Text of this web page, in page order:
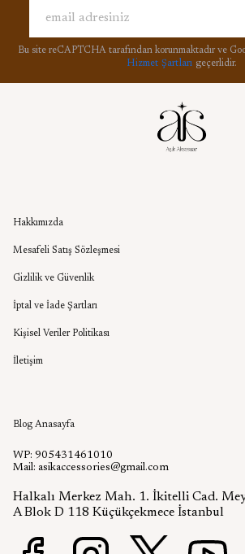
Bu site reCAPTCHA tarafından korunmaktadır ve
Hizmet Şartları geçerlidir.
Hakkımızda
Mesafeli Satış Sözleşmesi
Gizlilik ve Güvenlik
İptal ve İade Şartları
Kişisel Veriler Politikası
İletişim
Blog Anasayfa
WP: 905431461010
Mail: asikaccessories@gmail.com
Halkalı Merkez Mah. 1. İkitelli Cad.
A Blok D 118 Küçükçekmece İstanbul